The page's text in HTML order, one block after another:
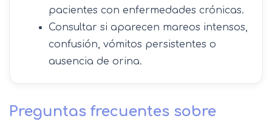
pacientes con enfermedades crónicas.
Consultar si aparecen mareos intensos,
confusión, vómitos persistentes o
ausencia de orina.
Preguntas frecuentes sobre